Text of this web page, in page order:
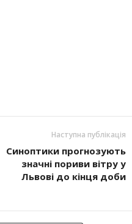
Наступна публікація
Синоптики прогнозують
значні пориви вітру у
Львові до кінця доби